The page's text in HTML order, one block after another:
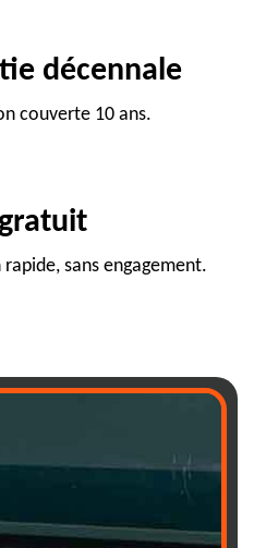
décennale
couverte 10 ans.
sans engagement.